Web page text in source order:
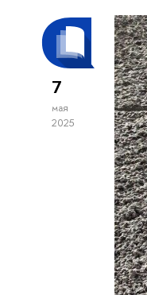
7
мая
2025